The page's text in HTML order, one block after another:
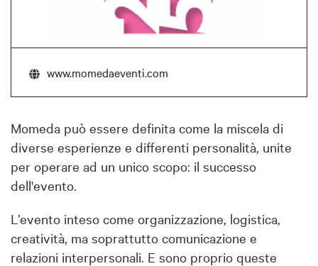
www.momedaeventi.com
Momeda può essere definita come la miscela di
diverse esperienze e differenti personalità, unite
per operare ad un unico scopo: il successo
dell'evento.
L’evento inteso come organizzazione, logistica,
creatività, ma soprattutto comunicazione e
relazioni interpersonali. E sono proprio queste